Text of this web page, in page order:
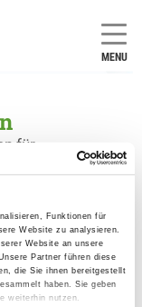
Funktionen für
Website zu analysieren.
Website an unsere
Partner führen diese
die Sie ihnen bereitgestellt
haben. Sie geben
weiterhin nutzen.
MENU
für